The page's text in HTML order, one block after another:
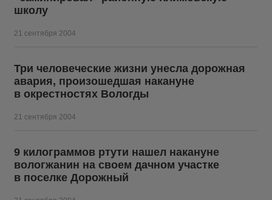
школу
21 сентября 2004
Три человеческие жизни унесла дорожная
авария, произошедшая накануне
в окрестностях Вологды
21 сентября 2004
9 килограммов ртути нашел накануне
вологжанин на своем дачном участке
в поселке Дорожный